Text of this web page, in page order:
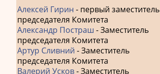
Алексей Гирин - первый заместитель
председателя Комитета
Александр Постраш - Заместитель
председателя Комитета
Артур Сливний - Заместитель
председателя Комитета
Валерий Усков- Заместитель